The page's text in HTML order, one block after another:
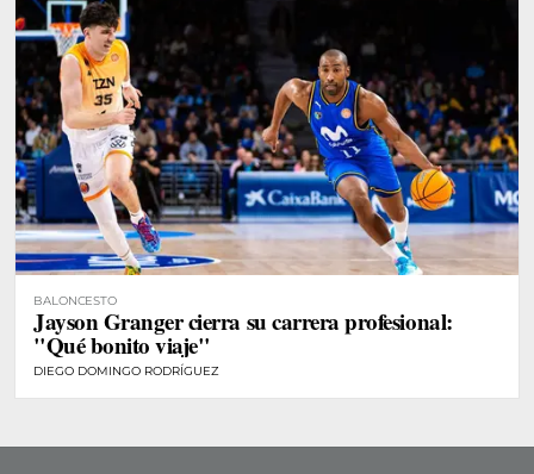
BALONCESTO
Jayson Granger cierra su carrera profesional:
"Qué bonito viaje"
DIEGO DOMINGO RODRÍGUEZ